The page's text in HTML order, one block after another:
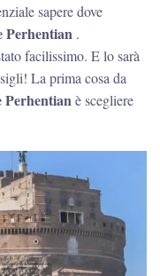
sapere dove
Perhentian .
facilissimo. E lo sarà
La prima cosa da
Perhentianè scegliere